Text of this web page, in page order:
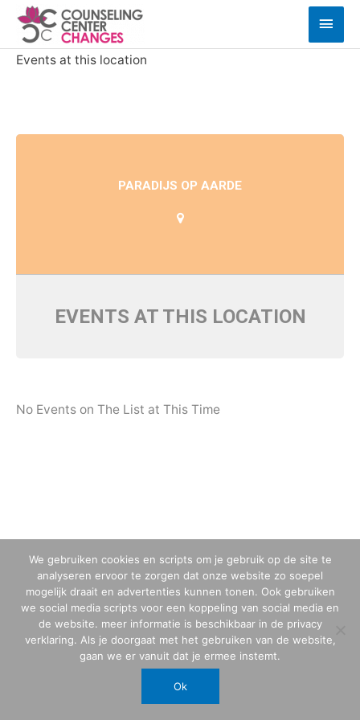
naar
Events at this location
PARADIJS OP AARDE
EVENTS AT THIS LOCATION
No Events on The List at This Time
We gebruiken cookies en scripts om je gebruik op de site te
analyseren ervoor te zorgen dat onze website zo soepel
mogelijk draait en advertenties kunnen tonen. Ook gebruiken
we social media scripts voor een koppeling van social media en
de website. meer informatie is beschikbaar in de privacy
verklaring. Als je doorgaat met het gebruiken van de website,
gaan we er vanuit dat je ermee instemt.
Ok